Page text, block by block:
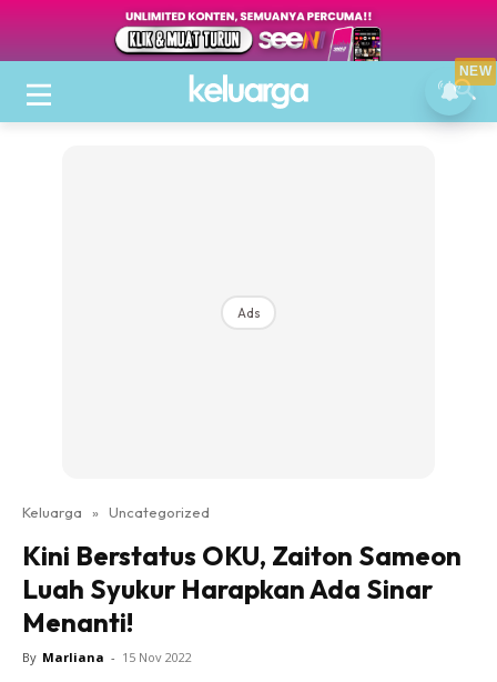
Ads
Keluarga » Uncategorized
Kini Berstatus OKU, Zaiton Sameon
Luah Syukur Harapkan Ada Sinar
Menanti!
By Marliana - 15 Nov 2022
NEW